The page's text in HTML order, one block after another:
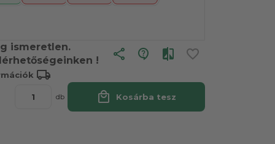
ismeretlen.
!
share
local_shipping
db local_mall Kosárba tesz